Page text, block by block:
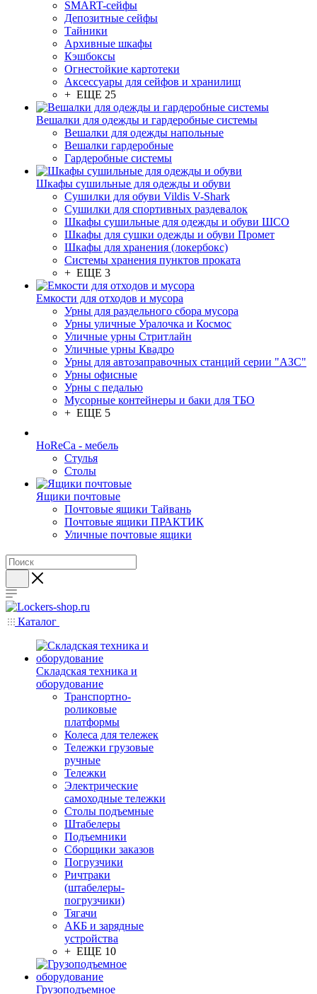
SMART-сейфы
Депозитные сейфы
Тайники
Архивные шкафы
Кэшбоксы
Огнестойкие картотеки
Аксессуары для сейфов и хранилищ
+ ЕЩЕ 25
Вешалки для одежды и гардеробные системы
Вешалки для одежды напольные
Вешалки гардеробные
Гардеробные системы
Шкафы сушильные для одежды и обуви
Сушилки для обуви Vildis V-Shark
Сушилки для спортивных раздевалок
Шкафы сушильные для одежды и обуви ШСО
Шкафы для сушки одежды и обуви Промет
Шкафы для хранения (локербокс)
Системы хранения пунктов проката
+ ЕЩЕ 3
Емкости для отходов и мусора
Урны для раздельного сбора мусора
Урны уличные Уралочка и Космос
Уличные урны Стритлайн
Уличные урны Квадро
Урны для автозаправочных станций серии "АЗС"
Урны офисные
Урны с педалью
Мусорные контейнеры и баки для ТБО
+ ЕЩЕ 5
HoReCa - мебель
Стулья
Столы
Ящики почтовые
Почтовые ящики Тайвань
Почтовые ящики ПРАКТИК
Уличные почтовые ящики
Каталог
Складская техника и
оборудование
Транспортно-
роликовые
платформы
Колеса для тележек
Тележки грузовые
ручные
Тележки
Электрические
самоходные тележки
Столы подъемные
Штабелеры
Подъемники
Сборщики заказов
Погрузчики
Ричтраки
(штабелеры-
погрузчики)
Тягачи
АКБ и зарядные
устройства
+ ЕЩЕ 10
Грузоподъемное